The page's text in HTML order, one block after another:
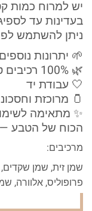
יש למרוח כמות
בעדינות עד
ניתן להשתמש
🌱 יתרונות נוספים
🌿 100% רכיבים טבעיים
🤍 עבודת יד
🫙 מרוכזת וחסכונית במיוחד
✨ מתאימה
הכוח של הטבע
מרכיבים:
שמן זית, שמן
פרופוליס, אלוורה,